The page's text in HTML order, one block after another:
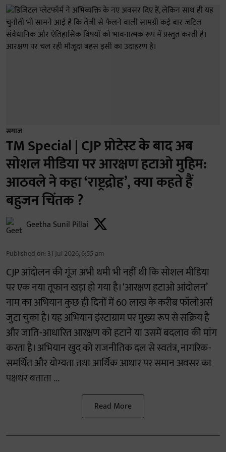
समाज
TM Special | CJP प्रोटेस्ट के बाद अब
सोशल मीडिया पर आरक्षण हटाओ मुहिम:
आठवले ने कहा ‘राष्ट्रद्रोह’, क्या कहते हैं
बहुजन चिंतक ?
Geetha Sunil Pillai
Published on: 31 Jul 2026, 6:55 am
CJP आंदोलन की गूंज अभी थमी भी नहीं थी कि सोशल मीडिया
पर एक नया तूफान खड़ा हो गया है। ‘आरक्षण हटाओ आंदोलन’
नाम का अभियान कुछ ही दिनों में 60 लाख के करीब फॉलोअर्स
जुटा चुका है। यह अभियान इंस्टाग्राम पर मुख्य रूप से सक्रिय है
और जाति-आधारित आरक्षण को हटाने या उसमें बदलाव की मांग
करता है। अभियान खुद को राजनीतिक दल से स्वतंत्र, नागरिक-
समर्थित और योग्यता तथा आर्थिक आधार पर समान अवसर का
पक्षधर बताता ...
Read More